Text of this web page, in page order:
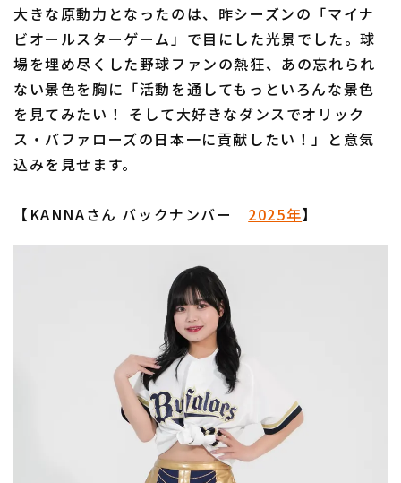
大きな原動力となったのは、昨シーズンの「マイナ
ビオールスターゲーム」で目にした光景でした。球
場を埋め尽くした野球ファンの熱狂、あの忘れられ
ない景色を胸に「活動を通してもっといろんな景色
を見てみたい！ そして大好きなダンスでオリック
ス・バファローズの日本一に貢献したい！」と意気
込みを見せます。
【KANNAさん バックナンバー 2025年】